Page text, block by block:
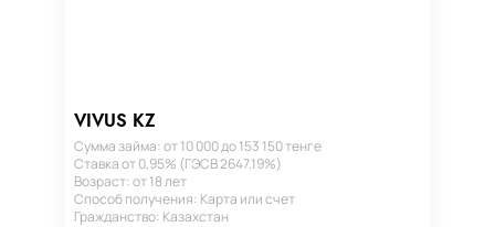
VIVUS KZ
Сумма займа: от 10 000 до 153 150 тенге
Ставка от 0,95% (ГЭСВ 2647.19%)
Возраст: от 18 лет
Способ получения: Карта или счет
Гражданство: Казахстан